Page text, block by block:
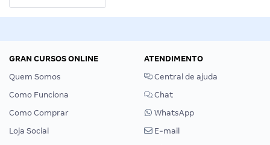
GRAN CURSOS ONLINE
Quem Somos
Como Funciona
Como Comprar
Loja Social
ATENDIMENTO
Central de ajuda
Chat
WhatsApp
E-mail